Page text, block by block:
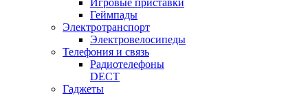
Игровые приставки
Геймпады
Электротранспорт
Электровелосипеды
Телефония и связь
Радиотелефоны
DECT
Гаджеты